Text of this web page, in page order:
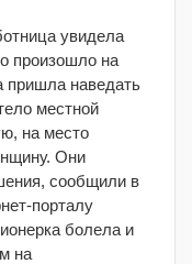
увидела
произошло на
пришла наведать
местной
на место
Они
сообщили в
порталу
болела и
на